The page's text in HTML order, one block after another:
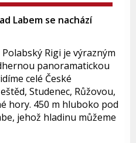
Labem se nachází
Rigi je výrazným
panoramatickou
celé České
Studenec, Růžovou,
hory. 450 m hluboko pod
jehož hladinu můžeme